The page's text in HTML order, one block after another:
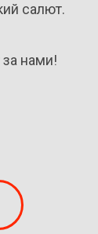
салют.
нами!